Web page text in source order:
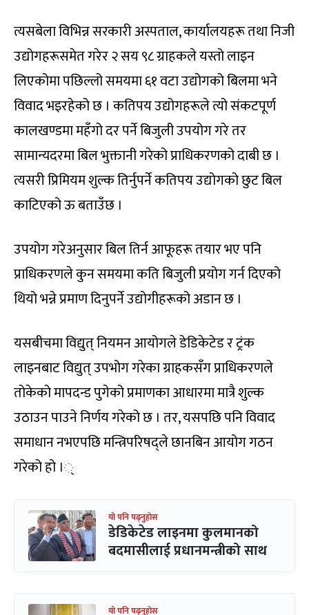
त्यसबेला विभिन्न सरकारी अस्पताल, कार्यालयहरू तथा निजी
उद्योगहरूसमेत गरेर २ सय ९८ ग्राहकले यस्तो लाइन
लिएकोमा पछिल्लो समयमा ६१ वटा उद्योगको बिलमा भने
विवाद भइरहेको छ । कतिपय उद्योगहरूले त्यो संकटपूर्ण
कालखण्डमा महँगो दर पर्ने बिजुली उपयोग गरे तर
सामान्यदरमा बिल भुक्तानी गरेको प्राधिकरणको दाबी छ ।
त्यसरी प्रिमियम शुल्क तिर्नुपर्ने कतिपय उद्योगको छुट बिल
काटिएको ऊ बताउँछ ।
उपयोग गरेअनुसार बिल तिर्न आफूहरू तयार भए पनि
प्राधिकरणले कुन समयमा कति बिजुली प्रयोग गर्न दिएको
थियो भन्ने प्रमाण दिनुपर्ने उद्योगीहरूको अडान छ ।
यसबीचमा विद्युत् नियमन आयोगले डेडिकेटेड र ट्रंक
लाइनबाट विद्युत् उपभोग गरेका ग्राहकसँग प्राधिकरणले
तोकेको मापदन्ड पुगेको प्रमाणका आधारमा मात्रै शुल्क
उठाउन पाउने निर्णय गरेको छ । तर, यसपछि पनि विवाद
समाधान नभएपछि मन्त्रिपरिषद्ले छानबिन आयोग गठन
गरेको हो ।्
यो पनि पढ्नुहोस
डेडिकेटेड लाइनमा कुलमानको
बदमासीलाई प्रधानमन्त्रीको साथ
यो पनि पढ्नुहोस